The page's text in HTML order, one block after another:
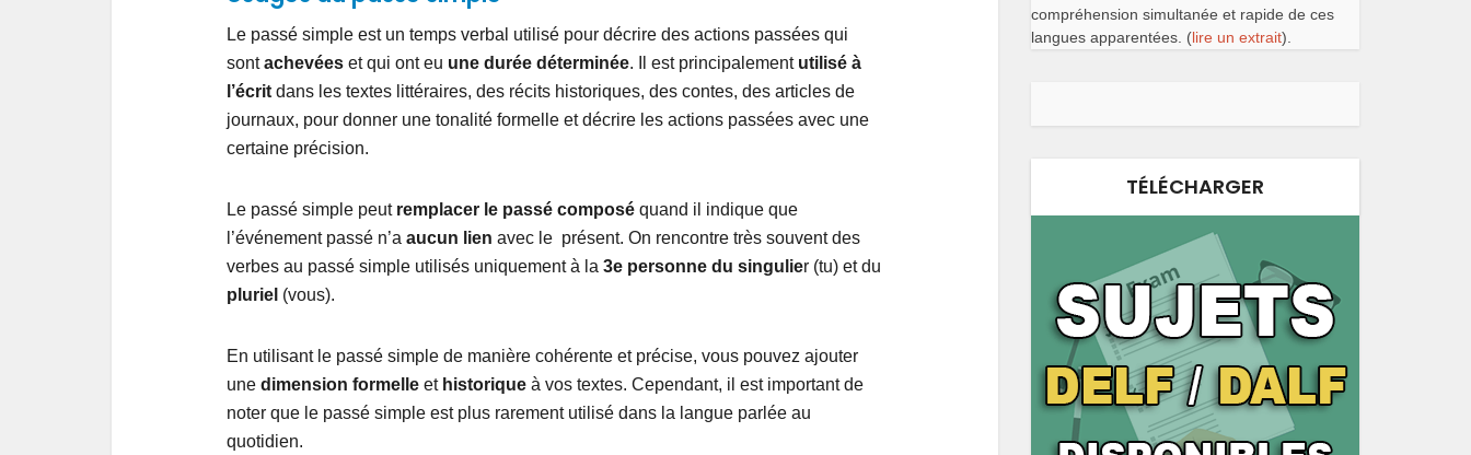
Le passé simple est un temps verbal utilisé pour décrire des actions passées qui
sontachevées et qui ont eu une durée déterminée. Il est principalement utilisé à
l’écrit dans les textes littéraires, des récits historiques, des contes, des articles de
journaux, pour donner une tonalité formelle et décrire les actions passées avec une
certaine précision.
Le passé simple peut remplacer le passé composé quand il indique que
l’événement passé n’a aucun lien avec le présent. On rencontre très souvent des
verbes au passé simple utilisés uniquement à la 3e personne du singulier (tu) et du
pluriel (vous).
En utilisant le passé simple de manière cohérente et précise, vous pouvez ajouter
une dimension formelle et historique à vos textes. Cependant, il est important de
noter que le passé simple est plus rarement utilisé dans la langue parlée au
quotidien.
compréhension simultanée et rapide de ces
langues apparentées. (lire un extrait).
TÉLÉCHARGER